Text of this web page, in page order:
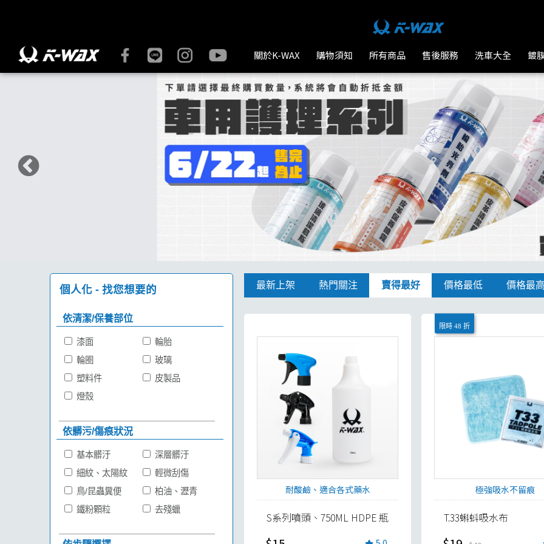
關於K-WAX 購物須知 所有商品 售後服務 洗車大全 鍍
個人化 - 找您想要的
依清潔/保養部位
漆面
輪胎
輪圈
玻璃
塑料件
皮製品
燈殼
依髒污/傷痕狀況
基本髒汙
深層髒汙
細紋、太陽紋
輕微刮傷
鳥/昆蟲糞便
柏油、瀝青
鐵粉顆粒
去殘蠟
最新上架 熱門關注 賣得最好 價格最低 價格最
耐酸鹼、適合各式藥水
S系列噴頭、750ML HDPE 瓶
限時 48 折
極強吸水不留痕
T.33蝌蚪吸水布